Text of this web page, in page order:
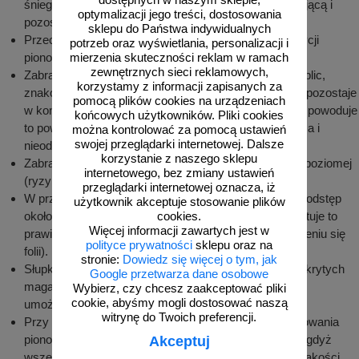
optymalizacji jego treści, dostosowania
sklepu do Państwa indywidualnych
potrzeb oraz wyświetlania, personalizacji i
mierzenia skuteczności reklam w ramach
zewnętrznych sieci reklamowych,
korzystamy z informacji zapisanych za
pomocą plików cookies na urządzeniach
końcowych użytkowników. Pliki cookies
można kontrolować za pomocą ustawień
swojej przeglądarki internetowej. Dalsze
korzystanie z naszego sklepu
internetowego, bez zmiany ustawień
przeglądarki internetowej oznacza, iż
użytkownik akceptuje stosowanie plików
cookies.
Więcej informacji zawartych jest w
polityce prywatności sklepu oraz na
stronie: Dowiedz się więcej o tym, jak
Google przetwarza dane osobowe
Wybierz, czy chcesz zaakceptować pliki
cookie, abyśmy mogli dostosować naszą
witrynę do Twoich preferencji.
Akceptuj
śniegu, należy niezwłocznie usunąć folię zabezpieczającą i
pozostawić element do wyschnięcia.
Przechowywane tablice i znaki należy układać w pozycji
pionowej na podkładkach drewnianych lub paletach.
Zabrania się składowania oznakowania pionowego (tablic,
znaków) bezpośrednio na ziemi. Jeżeli woda lub brud pozostaje
w kontakcie ze znakiem (tablicą) przez dłuższy czas, powoduje
to powstanie trwałych zmarszczek, odbarwienie się lica i
nieodwracalną utratę odblaskowości folii.
Zabrania się składowania znaków lub tablic w pozycji poziomej
(ryzyko uszkodzenia folii).
W przypadku długiego składowania należy zachować odstęp
około 10 cm pomiędzy licami tablic lub znaku (gwarantuje to
prawidłową cyrkulację powietrza i zapobiega marszczeniu się
folii).
Słupki, uchwyty i inne elementy przechowywane w odkrytych
magazynach składować w ażurowych pojemnikach
umożliwiających ściekanie wody.
Przy rozładunku i przechowywaniu elementów oznakowania
pionowego należy zachować szczególną ostrożność, gdyż